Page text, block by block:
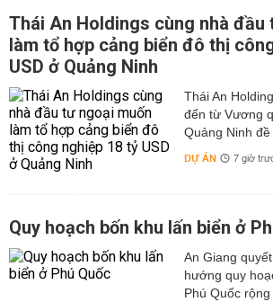
Thái An Holdings cùng nhà đầu
làm tổ hợp cảng biển đô thị
USD ở Quảng Ninh
Thái An
đến từ Vương
Quảng Ninh
DỰ ÁN 7 giờ
Quy hoạch bốn khu lấn biển ở
An Giang
hướng quy
Phú Quốc